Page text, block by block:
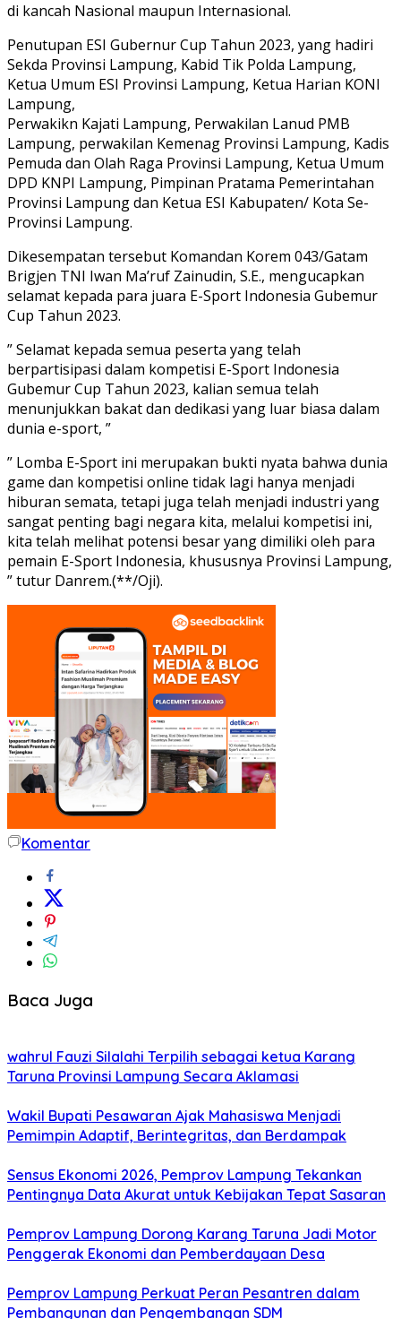
di kancah Nasional maupun Internasional.
Penutupan ESI Gubernur Cup Tahun 2023, yang hadiri
Sekda Provinsi Lampung, Kabid Tik Polda Lampung,
Ketua Umum ESI Provinsi Lampung, Ketua Harian KONI
Lampung,
Perwakikn Kajati Lampung, Perwakilan Lanud PMB
Lampung, perwakilan Kemenag Provinsi Lampung, Kadis
Pemuda dan Olah Raga Provinsi Lampung, Ketua Umum
DPD KNPI Lampung, Pimpinan Pratama Pemerintahan
Provinsi Lampung dan Ketua ESI Kabupaten/ Kota Se-
Provinsi Lampung.
Dikesempatan tersebut Komandan Korem 043/Gatam
Brigjen TNI Iwan Ma’ruf Zainudin, S.E., mengucapkan
selamat kepada para juara E-Sport Indonesia Gubemur
Cup Tahun 2023.
” Selamat kepada semua peserta yang telah
berpartisipasi dalam kompetisi E-Sport Indonesia
Gubemur Cup Tahun 2023, kalian semua telah
menunjukkan bakat dan dedikasi yang luar biasa dalam
dunia e-sport, ”
” Lomba E-Sport ini merupakan bukti nyata bahwa dunia
game dan kompetisi online tidak lagi hanya menjadi
hiburan semata, tetapi juga telah menjadi industri yang
sangat penting bagi negara kita, melalui kompetisi ini,
kita telah melihat potensi besar yang dimiliki oleh para
pemain E-Sport Indonesia, khususnya Provinsi Lampung,
” tutur Danrem.(**/Oji).
Komentar
Baca Juga
wahrul Fauzi Silalahi Terpilih sebagai ketua Karang
Taruna Provinsi Lampung Secara Aklamasi
Wakil Bupati Pesawaran Ajak Mahasiswa Menjadi
Pemimpin Adaptif, Berintegritas, dan Berdampak
Sensus Ekonomi 2026, Pemprov Lampung Tekankan
Pentingnya Data Akurat untuk Kebijakan Tepat Sasaran
Pemprov Lampung Dorong Karang Taruna Jadi Motor
Penggerak Ekonomi dan Pemberdayaan Desa
Pemprov Lampung Perkuat Peran Pesantren dalam
Pembangunan dan Pengembangan SDM